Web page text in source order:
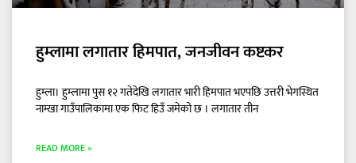
हुम्लामा लगातार हिमपात, जनजीवन कष्टकर
हुम्ला। हुम्लामा पुस १२ गतेदेखि लगातार भारी हिमपात भएपछि उत्तरी भेगस्थित
नाम्खा गाउँपालिकामा एक फिट हिउँ जमेको छ । लगातार तीन
READ MORE »